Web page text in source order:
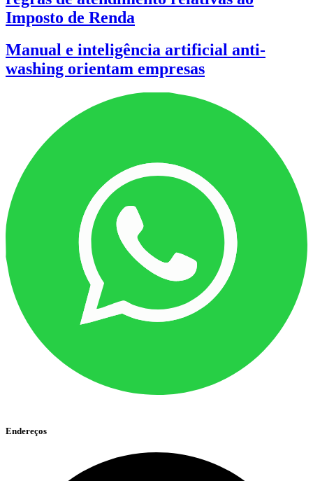
Imposto de Renda
Manual e inteligência artificial anti-
washing orientam empresas
Endereços